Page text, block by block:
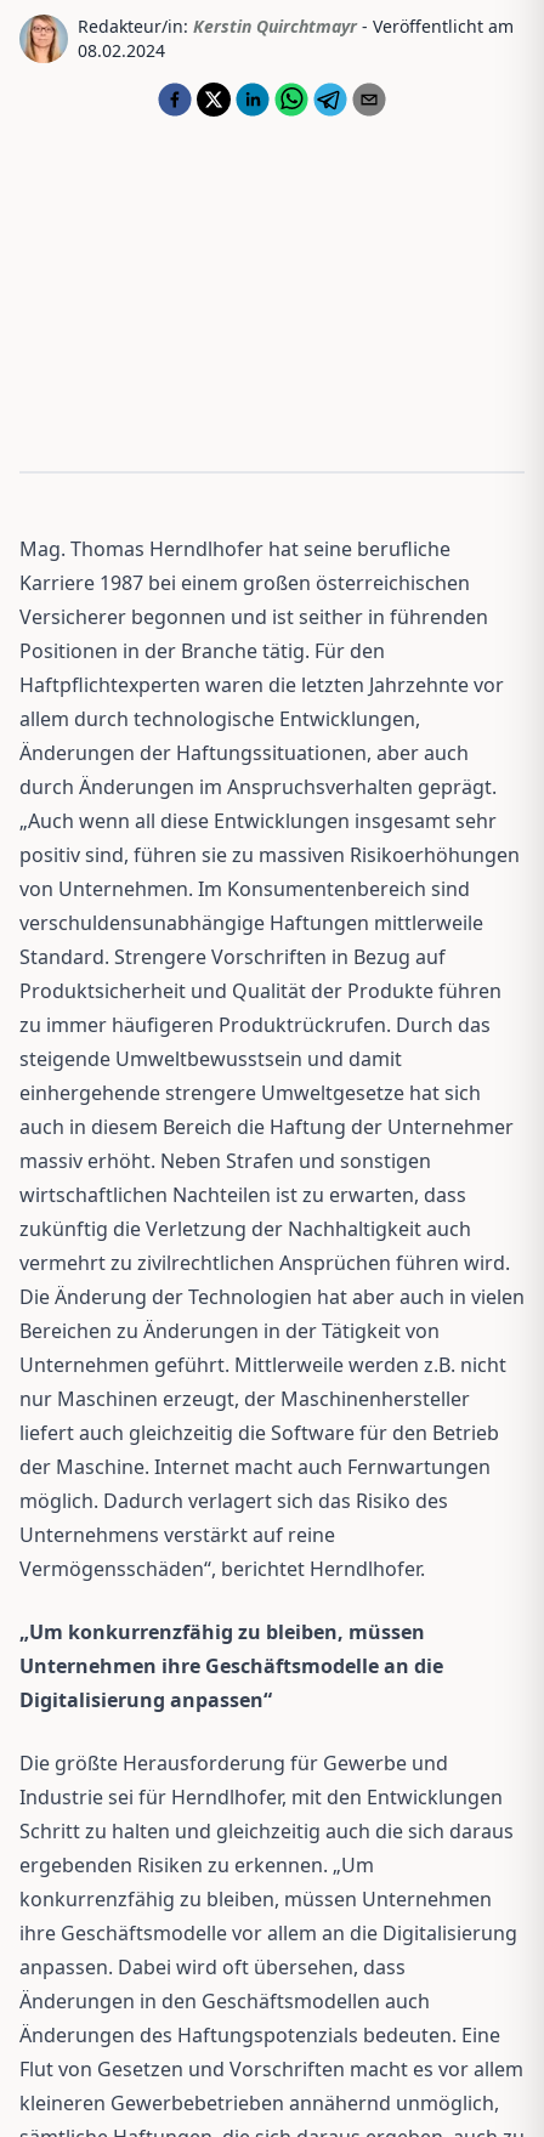
Redakteur/in: Kerstin Quirchtmayr - Veröffentlicht am
08.02.2024
Mag. Thomas Herndlhofer hat seine berufliche
Karriere 1987 bei einem großen österreichischen
Versicherer begonnen und ist seither in führenden
Positionen in der Branche tätig. Für den
Haftpflichtexperten waren die letzten Jahrzehnte vor
allem durch technologische Entwicklungen,
Änderungen der Haftungssituationen, aber auch
durch Änderungen im Anspruchsverhalten geprägt.
„Auch wenn all diese Entwicklungen insgesamt sehr
positiv sind, führen sie zu massiven Risikoerhöhungen
von Unternehmen. Im Konsumentenbereich sind
verschuldensunabhängige Haftungen mittlerweile
Standard. Strengere Vorschriften in Bezug auf
Produktsicherheit und Qualität der Produkte führen
zu immer häufigeren Produktrückrufen. Durch das
steigende Umweltbewusstsein und damit
einhergehende strengere Umweltgesetze hat sich
auch in diesem Bereich die Haftung der Unternehmer
massiv erhöht. Neben Strafen und sonstigen
wirtschaftlichen Nachteilen ist zu erwarten, dass
zukünftig die Verletzung der Nachhaltigkeit auch
vermehrt zu zivilrechtlichen Ansprüchen führen wird.
Die Änderung der Technologien hat aber auch in vielen
Bereichen zu Änderungen in der Tätigkeit von
Unternehmen geführt. Mittlerweile werden z.B. nicht
nur Maschinen erzeugt, der Maschinenhersteller
liefert auch gleichzeitig die Software für den Betrieb
der Maschine. Internet macht auch Fernwartungen
möglich. Dadurch verlagert sich das Risiko des
Unternehmens verstärkt auf reine
Vermögensschäden“, berichtet Herndlhofer.
„Um konkurrenzfähig zu bleiben, müssen
Unternehmen ihre Geschäftsmodelle an die
Digitalisierung anpassen“
Die größte Herausforderung für Gewerbe und
Industrie sei für Herndlhofer, mit den Entwicklungen
Schritt zu halten und gleichzeitig auch die sich daraus
ergebenden Risiken zu erkennen. „Um
konkurrenzfähig zu bleiben, müssen Unternehmen
ihre Geschäftsmodelle vor allem an die Digitalisierung
anpassen. Dabei wird oft übersehen, dass
Änderungen in den Geschäftsmodellen auch
Änderungen des Haftungspotenzials bedeuten. Eine
Flut von Gesetzen und Vorschriften macht es vor allem
kleineren Gewerbebetrieben annähernd unmöglich,